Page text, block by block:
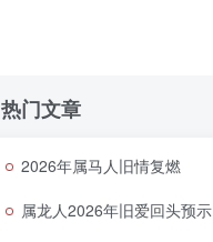
热门文章
2026年属马人旧情复燃
属龙人2026年旧爱回头预示